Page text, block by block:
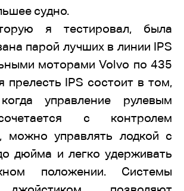
судно.
я тестировал, была
парой лучших в линии IPS
моторами Volvo по 435
прелесть IPS состоит в том,
управление рулевым
с контролем
можно управлять лодкой с
дюйма и легко удерживать
положении. Системы